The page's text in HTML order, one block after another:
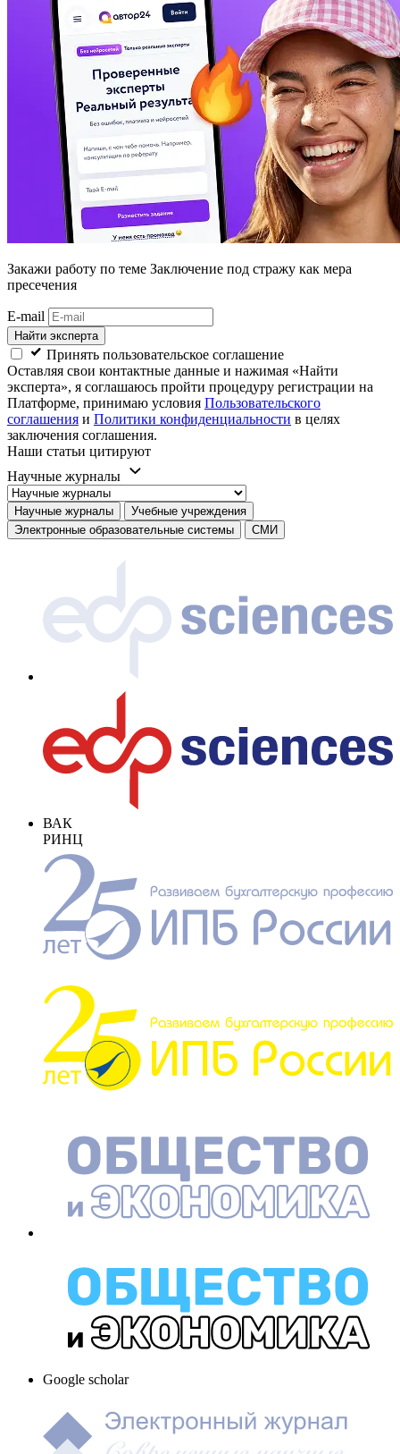
Закажи работу по теме Заключение под стражу как мера
пресечения
E-mail
Найти эксперта
Принять пользовательское соглашение
Оставляя свои контактные данные и нажимая «Найти
эксперта», я соглашаюсь пройти процедуру регистрации на
Платформе, принимаю условия Пользовательского
соглашения и Политики конфиденциальности в целях
заключения соглашения.
Наши статьи цитируют
Научные журналы
Научные журналы
Учебные учреждения
Электронные образовательные системы
СМИ
ВАК
РИНЦ
Google scholar